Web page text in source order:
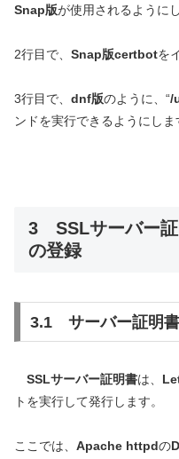
Snap版が使用されるように
2行目で、 Snap版certbotを
3行目で、 dnf版のように、“/
ンドを実行できるようにしま
3 SSLサーバー証
の登録
3.1 サーバー証明
SSLサーバー証明書は、
トを実行して発行します。
ここでは、 Apache httpdの